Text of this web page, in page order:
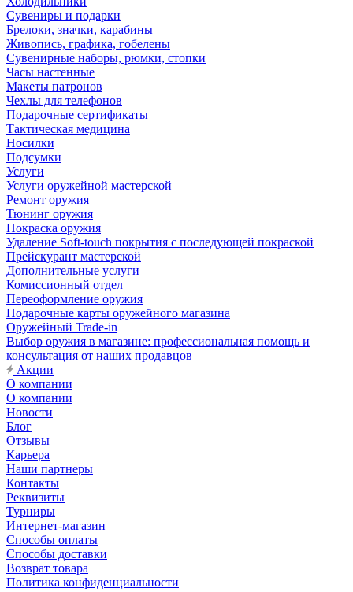
Сувениры и подарки
Брелоки, значки, карабины
Живопись, графика, гобелены
Сувенирные наборы, рюмки, стопки
Часы настенные
Макеты патронов
Чехлы для телефонов
Подарочные сертификаты
Тактическая медицина
Носилки
Подсумки
Услуги
Услуги оружейной мастерской
Ремонт оружия
Тюнинг оружия
Покраска оружия
Удаление Soft-touch покрытия с последующей покраской
Прейскурант мастерской
Дополнительные услуги
Комиссионный отдел
Переоформление оружия
Подарочные карты оружейного магазина
Оружейный Trade-in
Выбор оружия в магазине: профессиональная помощь и
консультация от наших продавцов
Акции
О компании
О компании
Новости
Блог
Отзывы
Карьера
Наши партнеры
Контакты
Реквизиты
Турниры
Интернет-магазин
Способы оплаты
Способы доставки
Возврат товара
Политика конфиденциальности